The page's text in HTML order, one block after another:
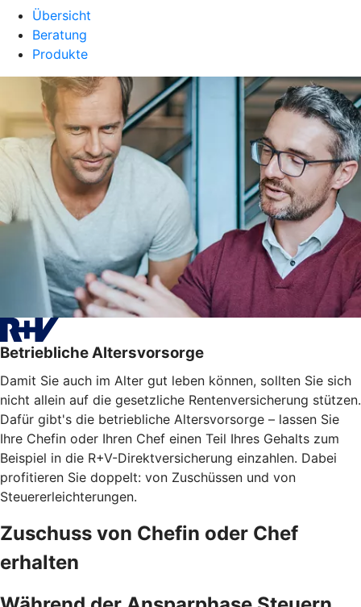
Übersicht
Beratung
Produkte
Betriebliche Altersvorsorge
Damit Sie auch im Alter gut leben können, sollten Sie sich
nicht allein auf die gesetzliche Rentenversicherung stützen.
Dafür gibt's die betriebliche Altersvorsorge – lassen Sie
Ihre Chefin oder Ihren Chef einen Teil Ihres Gehalts zum
Beispiel in die R+V-Direktversicherung einzahlen. Dabei
profitieren Sie doppelt: von Zuschüssen und von
Steuererleichterungen.
Zuschuss von Chefin oder Chef
erhalten